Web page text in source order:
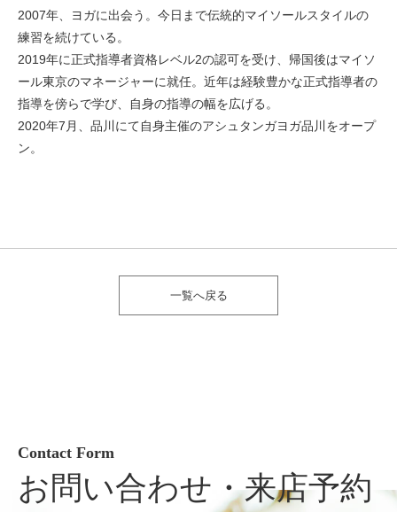
2007年、ヨガに出会う。今日まで伝統的マイソールスタイルの
練習を続けている。
2019年に正式指導者資格レベル2の認可を受け、帰国後はマイソ
ール東京のマネージャーに就任。近年は経験豊かな正式指導者の
指導を傍らで学び、自身の指導の幅を広げる。
2020年7月、品川にて自身主催のアシュタンガヨガ品川をオープ
ン。
一覧へ戻る
Contact Form
お問い合わせ・来店予約